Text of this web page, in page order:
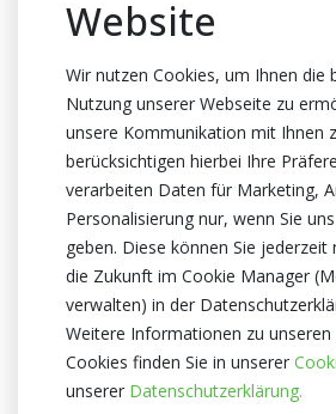
20cm Höhe
10.5cm
Herkunftsland
Niederlande
Zertifikat
MPS A
Website
Wir nutzen Cookies, um Ihnen die
Nutzung unserer Webseite zu
unsere Kommunikation mit Ihnen
berücksichtigen hierbei Ihre
verarbeiten Daten für Marketing,
Personalisierung nur, wenn Sie
geben. Diese können Sie
die Zukunft im Cookie Manager
verwalten) in der
Weitere Informationen zu unseren
Cookies finden Sie in unserer
unserer Datenschutzerklärung.